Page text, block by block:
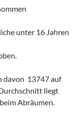
unter 16 Jahren
davon 13747 auf
liegt
Abräumen.